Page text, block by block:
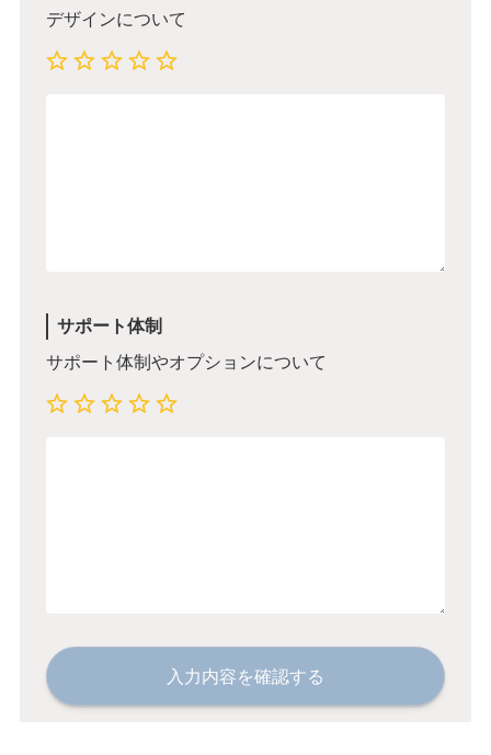
デザインについて
サポート体制
サポート体制やオプションについて
入力内容を確認する